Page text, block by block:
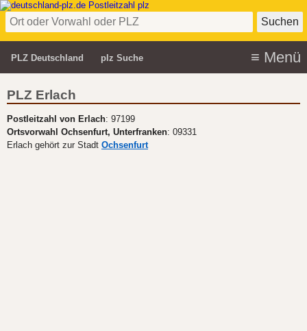
PLZ Deutschland plz Suche
PLZ Erlach
Postleitzahl von Erlach: 97199
Ortsvorwahl Ochsenfurt, Unterfranken: 09331
Erlach gehört zur Stadt Ochsenfurt